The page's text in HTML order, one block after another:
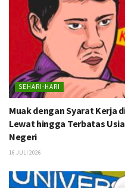
SEHARI-HARI
Muak dengan Syarat Kerja
Lewat hingga Terbatas
Negeri
16 JULI 2026